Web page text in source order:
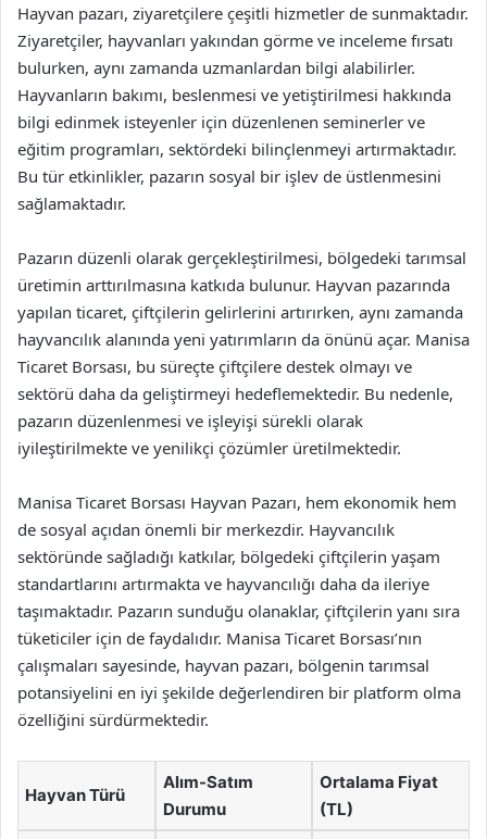
Hayvan pazarı, ziyaretçilere çeşitli hizmetler de sunmaktadır.
Ziyaretçiler, hayvanları yakından görme ve inceleme fırsatı
bulurken, aynı zamanda uzmanlardan bilgi alabilirler.
Hayvanların bakımı, beslenmesi ve yetiştirilmesi hakkında
bilgi edinmek isteyenler için düzenlenen seminerler ve
eğitim programları, sektördeki bilinçlenmeyi artırmaktadır.
Bu tür etkinlikler, pazarın sosyal bir işlev de üstlenmesini
sağlamaktadır.
Pazarın düzenli olarak gerçekleştirilmesi, bölgedeki tarımsal
üretimin arttırılmasına katkıda bulunur. Hayvan pazarında
yapılan ticaret, çiftçilerin gelirlerini artırırken, aynı zamanda
hayvancılık alanında yeni yatırımların da önünü açar. Manisa
Ticaret Borsası, bu süreçte çiftçilere destek olmayı ve
sektörü daha da geliştirmeyi hedeflemektedir. Bu nedenle,
pazarın düzenlenmesi ve işleyişi sürekli olarak
iyileştirilmekte ve yenilikçi çözümler üretilmektedir.
Manisa Ticaret Borsası Hayvan Pazarı, hem ekonomik hem
de sosyal açıdan önemli bir merkezdir. Hayvancılık
sektöründe sağladığı katkılar, bölgedeki çiftçilerin yaşam
standartlarını artırmakta ve hayvancılığı daha da ileriye
taşımaktadır. Pazarın sunduğu olanaklar, çiftçilerin yanı sıra
tüketiciler için de faydalıdır. Manisa Ticaret Borsası’nın
çalışmaları sayesinde, hayvan pazarı, bölgenin tarımsal
potansiyelini en iyi şekilde değerlendiren bir platform olma
özelliğini sürdürmektedir.
Hayvan Türü
Alım-Satım
Durumu
Ortalama Fiyat
(TL)